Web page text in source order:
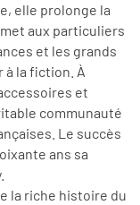
elle prolonge la
aux particuliers
et les grands
à la fiction. À
et
communauté
Le succès
ans sa
la riche histoire du